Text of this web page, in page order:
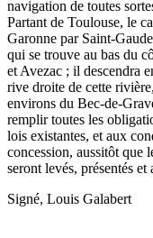
navigation de toutes
Partant de Toulouse, le
Garonne par Saint-
qui se trouve au bas du
et Avezac ; il descendra
rive droite de cette
environs du Bec-de-
remplir toutes les
lois existantes, et aux
concession, aussitôt que
seront levés, présentés et
Signé, Louis Galabert